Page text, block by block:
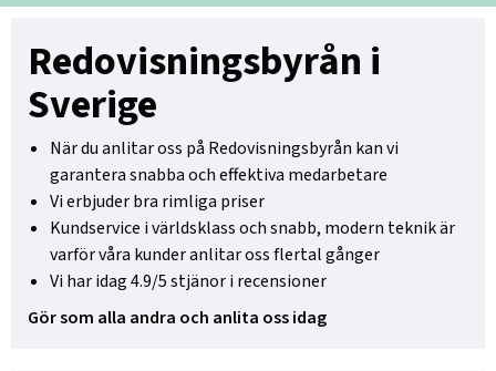
Redovisningsbyrån i
Sverige
När du anlitar oss på Redovisningsbyrån kan vi
garantera snabba och effektiva medarbetare
Vi erbjuder bra rimliga priser
Kundservice i världsklass och snabb, modern teknik är
varför våra kunder anlitar oss flertal gånger
Vi har idag 4.9/5 stjänor i recensioner
Gör som alla andra och anlita oss idag